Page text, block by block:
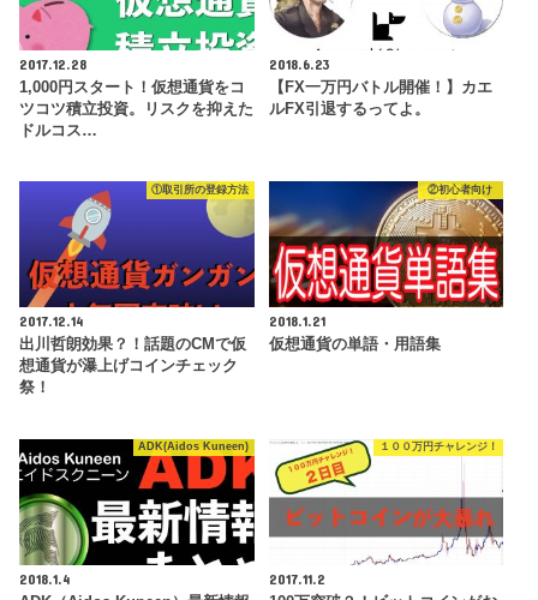
2017.12.28
1,000円スタート！仮想通貨をコ
ツコツ積立投資。リスクを抑えた
ドルコス…
2018.6.23
【FX一万円バトル開催！】カエ
ルFX引退するってよ。
①取引所の登録方法
2017.12.14
出川哲朗効果？！話題のCMで仮
想通貨が瀑上げコインチェック
祭！
②初心者向け
2018.1.21
仮想通貨の単語・用語集
ADK(Aidos Kuneen)
2018.1.4
１００万円チャレンジ！
2017.11.2